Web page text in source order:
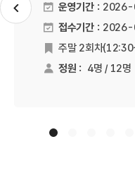
운영기간 :
접수기간 :
운영회차
주말 2회차
정원 : 4명 / 12명
슬라이드 이전